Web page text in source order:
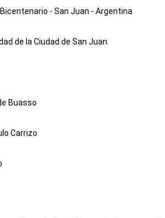
- San Juan - Argentina
de la Ciudad de San Juan.
Buasso
Carrizo